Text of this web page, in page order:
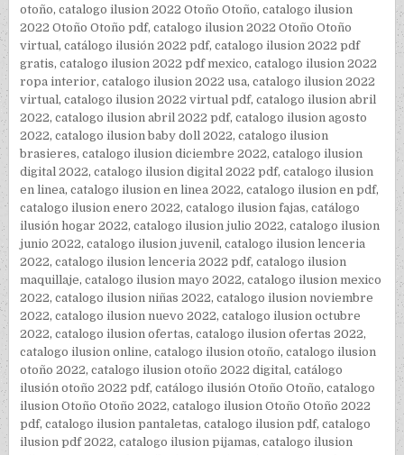
otoño,catalogo ilusion 2022 Otoño Otoño,catalogo ilusion
2022 Otoño Otoño pdf,catalogo ilusion 2022 Otoño Otoño
virtual,catálogo ilusión 2022 pdf,catalogo ilusion 2022 pdf
gratis,catalogo ilusion 2022 pdf mexico,catalogo ilusion 2022
ropa interior,catalogo ilusion 2022 usa,catalogo ilusion 2022
virtual,catalogo ilusion 2022 virtual pdf,catalogo ilusion abril
2022,catalogo ilusion abril 2022 pdf,catalogo ilusion agosto
2022,catalogo ilusion baby doll 2022,catalogo ilusion
brasieres,catalogo ilusion diciembre 2022,catalogo ilusion
digital 2022,catalogo ilusion digital 2022 pdf,catalogo ilusion
en linea,catalogo ilusion en linea 2022,catalogo ilusion en pdf,
catalogo ilusion enero 2022,catalogo ilusion fajas,catálogo
ilusión hogar 2022,catalogo ilusion julio 2022,catalogo ilusion
junio 2022,catalogo ilusion juvenil,catalogo ilusion lenceria
2022,catalogo ilusion lenceria 2022 pdf,catalogo ilusion
maquillaje,catalogo ilusion mayo 2022,catalogo ilusion mexico
2022,catalogo ilusion niñas 2022,catalogo ilusion noviembre
2022,catalogo ilusion nuevo 2022,catalogo ilusion octubre
2022,catalogo ilusion ofertas,catalogo ilusion ofertas 2022,
catalogo ilusion online,catalogo ilusion otoño,catalogo ilusion
otoño 2022,catalogo ilusion otoño 2022 digital,catálogo
ilusión otoño 2022 pdf,catálogo ilusión Otoño Otoño,catalogo
ilusion Otoño Otoño 2022,catalogo ilusion Otoño Otoño 2022
pdf,catalogo ilusion pantaletas,catalogo ilusion pdf,catalogo
ilusion pdf 2022,catalogo ilusion pijamas,catalogo ilusion